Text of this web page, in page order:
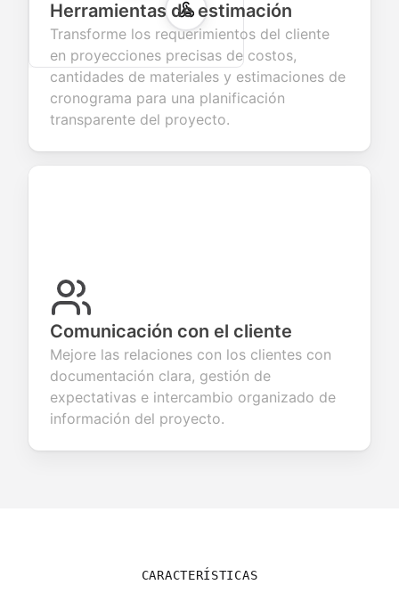
Herramientas de estimación
Transforme los requerimientos del cliente
en proyecciones precisas de costos,
cantidades de materiales y estimaciones de
cronograma para una planificación
transparente del proyecto.
Comunicación con el cliente
Mejore las relaciones con los clientes con
documentación clara, gestión de
expectativas e intercambio organizado de
información del proyecto.
CARACTERÍSTICAS